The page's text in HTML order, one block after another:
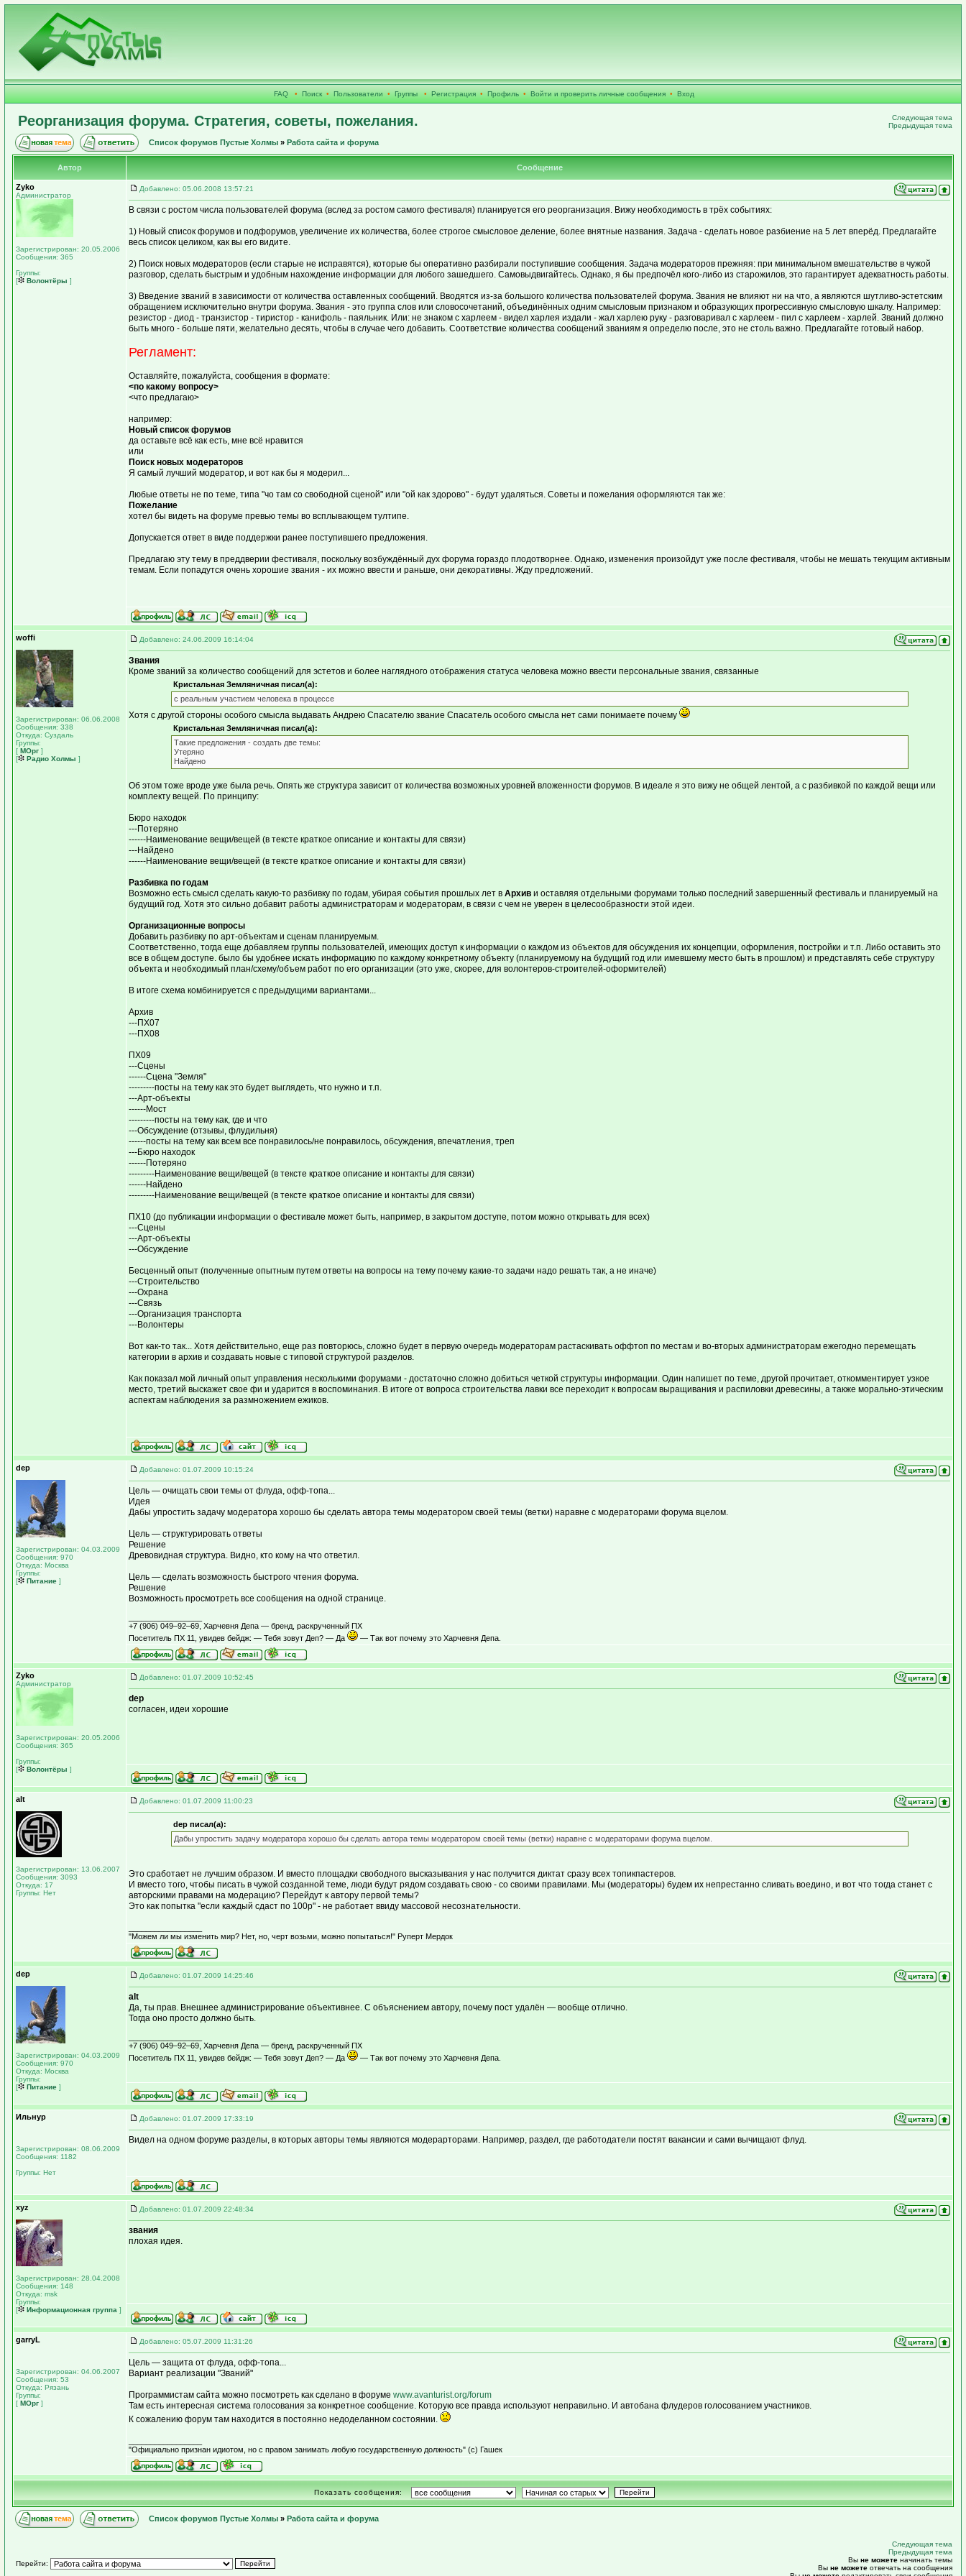
FAQ • Поиск • Пользователи • Группы • Регистрация • Профиль • Войти и проверить личные сообщения • Вход
Реорганизация форума. Стратегия, советы, пожелания.
Следующая тема
Предыдущая тема
Список форумов Пустые Холмы » Работа сайта и форума
Автор Сообщение
Zyko
Администратор
Зарегистрирован: 20.05.2006
Сообщения: 365
Группы:
[
Волонтёры ]
Добавлено: 05.06.2008 13:57:21
В связи с ростом числа пользователей форума (вслед за ростом самого фестиваля) планируется его реорганизация. Вижу необходимость в трёх событиях:
1) Новый список форумов и подфорумов, увеличение их количества, более строгое смысловое деление, более внятные названия. Задача - сделать новое разбиение на 5 лет вперёд. Предлагайте
весь список целиком, как вы его видите.
2) Поиск новых модераторов (если старые не исправятся), которые бы оперативно разбирали поступившие сообщения. Задача модераторов прежняя: при минимальном вмешательстве в чужой
разговор, сделать быстрым и удобным нахождение информации для любого зашедшего. Самовыдвигайтесь. Однако, я бы предпочёл кого-либо из старожилов, это гарантирует адекватность работы.
3) Введение званий в зависимости от количества оставленных сообщений. Вводятся из-за большого количества пользователей форума. Звания не влияют ни на что, а являются шутливо-эстетским
обращением исключительно внутри форума. Звания - это группа слов или словосочетаний, объединённых одним смысловым признаком и образующих прогрессивную смысловую шкалу. Например:
резистор - диод - транзистор - тиристор - канифоль - паяльник. Или: не знаком с харлеем - видел харлея издали - жал харлею руку - разговаривал с харлеем - пил с харлеем - харлей. Званий должно
быть много - больше пяти, желательно десять, чтобы в случае чего добавить. Соответствие количества сообщений званиям я определю после, это не столь важно. Предлагайте готовый набор.
Регламент:
Оставляйте, пожалуйста, сообщения в формате:
<по какому вопросу>
<что предлагаю>
например:
Новый список форумов
да оставьте всё как есть, мне всё нравится
или
Поиск новых модераторов
Я самый лучший модератор, и вот как бы я модерил...
Любые ответы не по теме, типа "чо там со свободной сценой" или "ой как здорово" - будут удаляться. Советы и пожелания оформляются так же:
Пожелание
хотел бы видеть на форуме превью темы во всплывающем тултипе.
Допускается ответ в виде поддержки ранее поступившего предложения.
Предлагаю эту тему в преддверии фестиваля, поскольку возбуждённый дух форума гораздо плодотворнее. Однако, изменения произойдут уже после фестиваля, чтобы не мешать текущим активным
темам. Если попадутся очень хорошие звания - их можно ввести и раньше, они декоративны. Жду предложений.
woffi
Зарегистрирован: 06.06.2008
Сообщения: 338
Откуда: Суздаль
Группы:
[ МОрг ]
[
Радио Холмы ]
Добавлено: 24.06.2009 16:14:04
Звания
Кроме званий за количество сообщений для эстетов и более наглядного отображения статуса человека можно ввести персональные звания, связанные
Кристальная Земляничная писал(а):
с реальным участием человека в процессе
Хотя с другой стороны особого смысла выдавать Андрею Спасателю звание Спасатель особого смысла нет сами понимаете почему
Кристальная Земляничная писал(а):
Такие предложения - создать две темы:
Утеряно
Найдено
Об этом тоже вроде уже была речь. Опять же структура зависит от количества возможных уровней вложенности форумов. В идеале я это вижу не общей лентой, а с разбивкой по каждой вещи или
комплекту вещей. По принципу:
Бюро находок
---Потеряно
------Наименование вещи/вещей (в тексте краткое описание и контакты для связи)
---Найдено
------Наименование вещи/вещей (в тексте краткое описание и контакты для связи)
Разбивка по годам
Возможно есть смысл сделать какую-то разбивку по годам, убирая события прошлых лет в Архив и оставляя отдельными форумами только последний завершенный фестиваль и планируемый на
будущий год. Хотя это сильно добавит работы администраторам и модераторам, в связи с чем не уверен в целесообразности этой идеи.
Организационные вопросы
Добавить разбивку по арт-объектам и сценам планируемым.
Соответственно, тогда еще добавляем группы пользователей, имеющих доступ к информации о каждом из объектов для обсуждения их концепции, оформления, постройки и т.п. Либо оставить это
все в общем доступе. было бы удобнее искать информацию по каждому конкретному объекту (планируемому на будущий год или имевшему место быть в прошлом) и представлять себе структуру
объекта и необходимый план/схему/объем работ по его организации (это уже, скорее, для волонтеров-строителей-оформителей)
В итоге схема комбинируется с предыдущими вариантами...
Архив
---ПХ07
---ПХ08
ПХ09
---Сцены
------Сцена "Земля"
---------посты на тему как это будет выглядеть, что нужно и т.п.
---Арт-объекты
------Мост
---------посты на тему как, где и что
---Обсуждение (отзывы, флудильня)
------посты на тему как всем все понравилось/не понравилось, обсуждения, впечатления, треп
---Бюро находок
------Потеряно
---------Наименование вещи/вещей (в тексте краткое описание и контакты для связи)
------Найдено
---------Наименование вещи/вещей (в тексте краткое описание и контакты для связи)
ПХ10 (до публикации информации о фестивале может быть, например, в закрытом доступе, потом можно открывать для всех)
---Сцены
---Арт-объекты
---Обсуждение
Бесценный опыт (полученные опытным путем ответы на вопросы на тему почему какие-то задачи надо решать так, а не иначе)
---Строительство
---Охрана
---Связь
---Организация транспорта
---Волонтеры
Вот как-то так... Хотя действительно, еще раз повторюсь, сложно будет в первую очередь модераторам растаскивать оффтоп по местам и во-вторых администраторам ежегодно перемещать
категории в архив и создавать новые с типовой структурой разделов.
Как показал мой личный опыт управления несколькими форумами - достаточно сложно добиться четкой структуры информации. Один напишет по теме, другой прочитает, откомментирует узкое
место, третий выскажет свое фи и ударится в воспоминания. В итоге от вопроса строительства лавки все переходит к вопросам выращивания и распиловки древесины, а также морально-этическим
аспектам наблюдения за размножением ежиков.
dep
Зарегистрирован: 04.03.2009
Сообщения: 970
Откуда: Москва
Группы:
[
Питание ]
Добавлено: 01.07.2009 10:15:24
Цель — очищать свои темы от флуда, офф-топа...
Идея
Дабы упростить задачу модератора хорошо бы сделать автора темы модератором своей темы (ветки) наравне с модераторами форума вцелом.
Цель — структурировать ответы
Решение
Древовидная структура. Видно, кто кому на что ответил.
Цель — сделать возможность быстрого чтения форума.
Решение
Возможность просмотреть все сообщения на одной странице.
+7 (906) 049–92–69, Харчевня Депа — бренд, раскрученный ПХ
Посетитель ПХ 11, увидев бейдж: — Тебя зовут Деп? — Да
— Так вот почему это Харчевня Депа.
Zyko
Администратор
Зарегистрирован: 20.05.2006
Сообщения: 365
Группы:
[
Волонтёры ]
Добавлено: 01.07.2009 10:52:45
dep
согласен, идеи хорошие
alt
Зарегистрирован: 13.06.2007
Сообщения: 3093
Откуда: 17
Группы: Нет
Добавлено: 01.07.2009 11:00:23
dep писал(а):
Дабы упростить задачу модератора хорошо бы сделать автора темы модератором своей темы (ветки) наравне с модераторами форума вцелом.
Это сработает не лучшим образом. И вместо площадки свободного высказывания у нас получится диктат сразу всех топикпастеров.
И вместо того, чтобы писать в чужой созданной теме, люди будут рядом создавать свою - со своими правилами. Мы (модераторы) будем их непрестанно сливать воедино, и вот что тогда станет с
авторскими правами на модерацию? Перейдут к автору первой темы?
Это как попытка "если каждый сдаст по 100р" - не работает ввиду массовой несознательности.
"Можем ли мы изменить мир? Нет, но, черт возьми, можно попытаться!" Руперт Мердок
dep
Зарегистрирован: 04.03.2009
Сообщения: 970
Откуда: Москва
Группы:
[
Питание ]
Добавлено: 01.07.2009 14:25:46
alt
Да, ты прав. Внешнее администрирование объективнее. С объяснением автору, почему пост удалён — вообще отлично.
Тогда оно просто должно быть.
+7 (906) 049–92–69, Харчевня Депа — бренд, раскрученный ПХ
Посетитель ПХ 11, увидев бейдж: — Тебя зовут Деп? — Да
— Так вот почему это Харчевня Депа.
Ильнур
Зарегистрирован: 08.06.2009
Сообщения: 1182
Группы: Нет
Добавлено: 01.07.2009 17:33:19
Видел на одном форуме разделы, в которых авторы темы являются модерарторами. Например, раздел, где работодатели постят вакансии и сами вычищают флуд.
xyz
Зарегистрирован: 28.04.2008
Сообщения: 148
Откуда: msk
Группы:
[
Информационная группа ]
Добавлено: 01.07.2009 22:48:34
звания
плохая идея.
garryL
Зарегистрирован: 04.06.2007
Сообщения: 53
Откуда: Рязань
Группы:
[ МОрг ]
Добавлено: 05.07.2009 11:31:26
Цель — защита от флуда, офф-топа...
Вариант реализации "Званий"
Программистам сайта можно посмотреть как сделано в форуме www.avanturist.org/forum
Там есть интересная система голосования за конкретное сообщение. Которую все правда используют неправильно. И автобана флудеров голосованием участников.
К сожалению форум там находится в постоянно недоделанном состоянии.
"Официально признан идиотом, но с правом занимать любую государственную должность" (с) Гашек
Показать сообщения:
Список форумов Пустые Холмы » Работа сайта и форума
Перейти:
Следующая тема
Предыдущая тема
Вы не можете начинать темы
Вы не можете отвечать на сообщения